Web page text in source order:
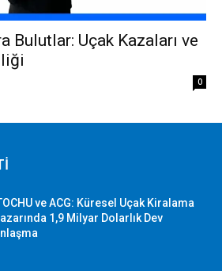
Bulutlar: Uçak Kazaları ve
0
ve ACG: Küresel Uçak Kiralama
1,9 Milyar Dolarlık Dev